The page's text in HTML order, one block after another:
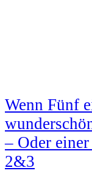
Wenn Fünf
– Oder
2&3